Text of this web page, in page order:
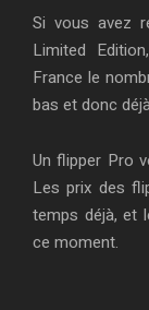
Si vous avez
Limited
France le
bas et donc
Un flipper Pro
Les prix des
temps déjà, et
ce moment.